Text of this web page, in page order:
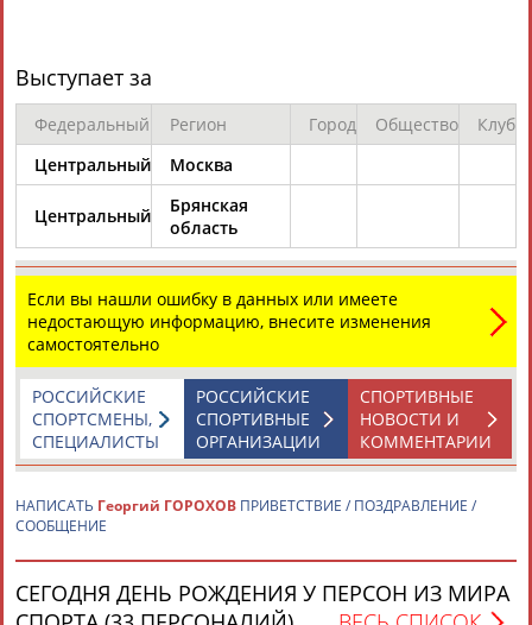
Каримжан
Аделя
АБДРАХМАНОВА
Андрей
Герман
Рамазан
АБДУЛАЕВ
Тагир
АБДУЛАЕВ
Камиль
АБДУЛАЗИЗОВ
Загалав
АБДУЛБЕКОВ
АБДУЛДАУДОВАБДУЛЖАЛИЛОВАБДУЛКАГИРОВАБДУЛЛАЕВ
Выступает за
Федеральный Регион Город Общество
Клуб
Центральный
Москва
Центральный
Брянская
область
Если вы нашли ошибку в данных или имеете
недостающую информацию, внесите изменения
самостоятельно
СПОРТИВНЫЕ
НОВОСТИ И
КОММЕНТАРИИ
РОССИЙСКИЕ
СПОРТИВНЫЕ
ОРГАНИЗАЦИИ
РОССИЙСКИЕ
СПОРТСМЕНЫ,
СПЕЦИАЛИСТЫ
НАПИСАТЬ Георгий ГОРОХОВ ПРИВЕТСТВИЕ / ПОЗДРАВЛЕНИЕ /
СООБЩЕНИЕ
СЕГОДНЯ ДЕНЬ РОЖДЕНИЯ У ПЕРСОН ИЗ МИРА